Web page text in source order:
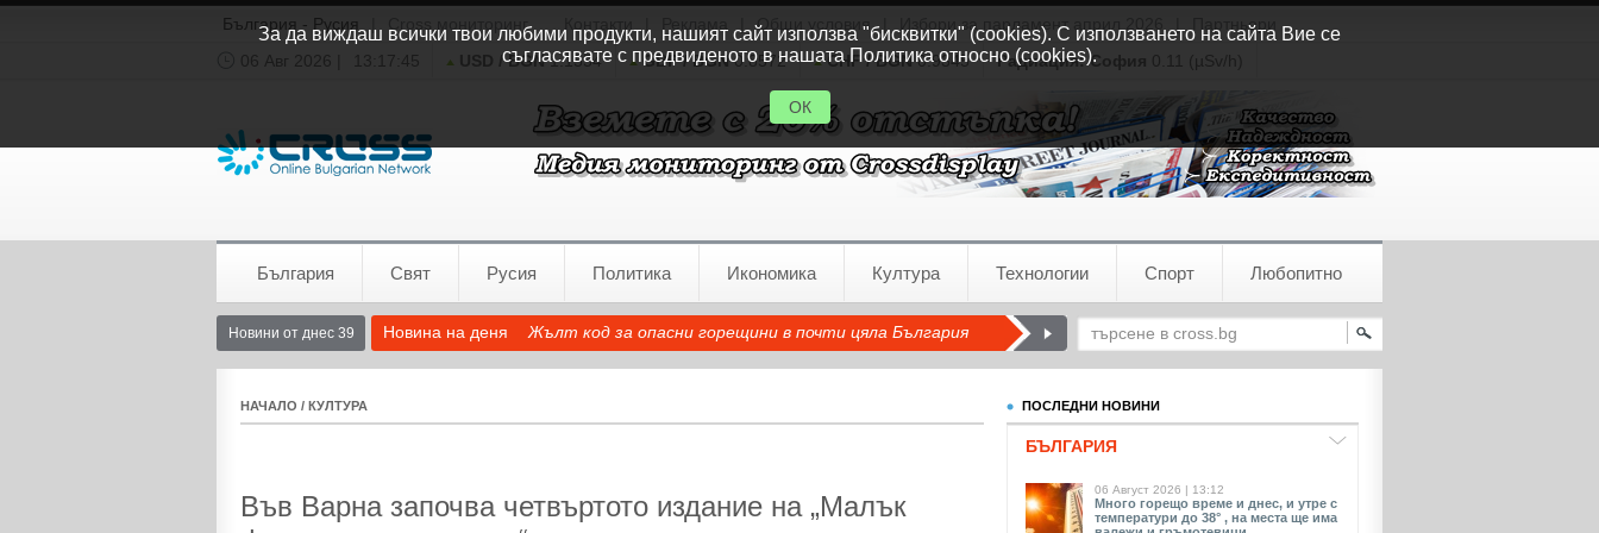
България - Русия Cross мониторинг Общи условия Избори за парламент април 2026
Партньори
06 Авг 2026 |
13:17:46 USD / BGN1.1554 GBP / BGN0.8572 CHF / BGN0.9345 Радиация:София 0.11 (µSv/h)
България Свят Русия Политика Икономика Култура Технологии Спорт Любопитно
Новини от днес 39 Новина на деня Жълт код за опасни горещини в почти цяла България
НАЧАЛО / КУЛТУРА
Във Варна започва четвъртото издание на „Малък
ПОСЛЕДНИ НОВИНИ
БЪЛГАРИЯ
06 Август 2026 | 13:12
Много горещо време и днес, и утре с
температури до 38° , на места ще има
За да виждаш всички твои любими продукти, нашият сайт използва "бисквитки" (cookies). С използването на сайта Вие се
съгласявате с предвиденото в нашата Политика относно (cookies).
ОК